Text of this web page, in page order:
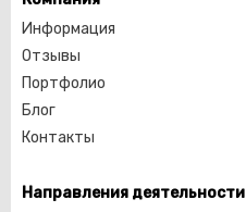
Информация
Отзывы
Портфолио
Блог
Контакты
Направления деятельности